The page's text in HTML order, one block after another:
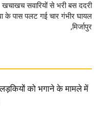
खचाखच सवारियों से भरी बस ददरी
के पास पलट गई चार गंभीर घायल
,मिर्जापुर
लड़कियों को भगाने के मामले में